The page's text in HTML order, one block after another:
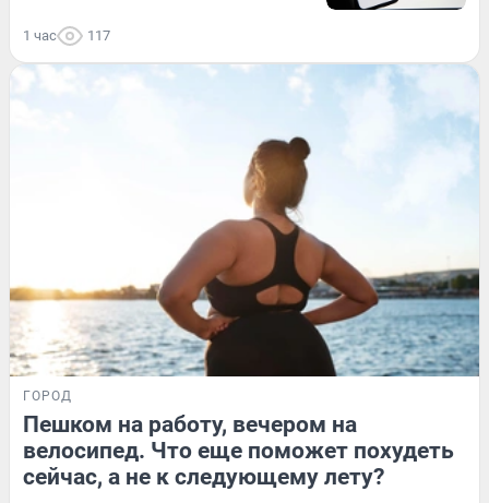
1 час 117
ГОРОД
Пешком на работу, вечером на
велосипед. Что еще поможет похудеть
сейчас, а не к следующему лету?